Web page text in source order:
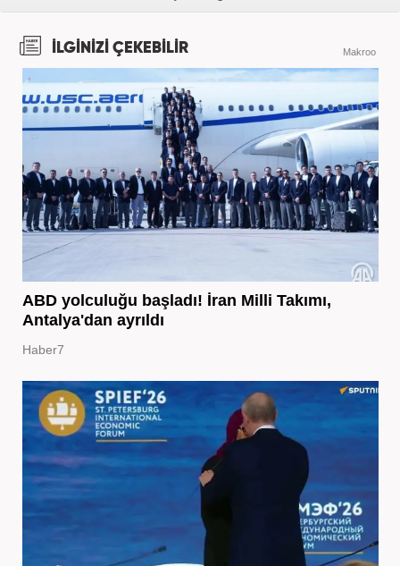
İLGİNİZİ ÇEKEBİLİR Makroo
ABD yolculuğu başladı! İran Milli Takımı,
Antalya'dan ayrıldı
Haber7